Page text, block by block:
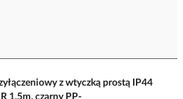
z wtyczką prostą IP44